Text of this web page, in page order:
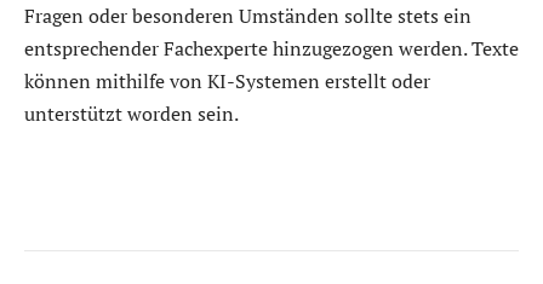
Fragen oder besonderen Umständen sollte stets ein
entsprechender Fachexperte hinzugezogen werden. Texte
können mithilfe von KI-Systemen erstellt oder
unterstützt worden sein.